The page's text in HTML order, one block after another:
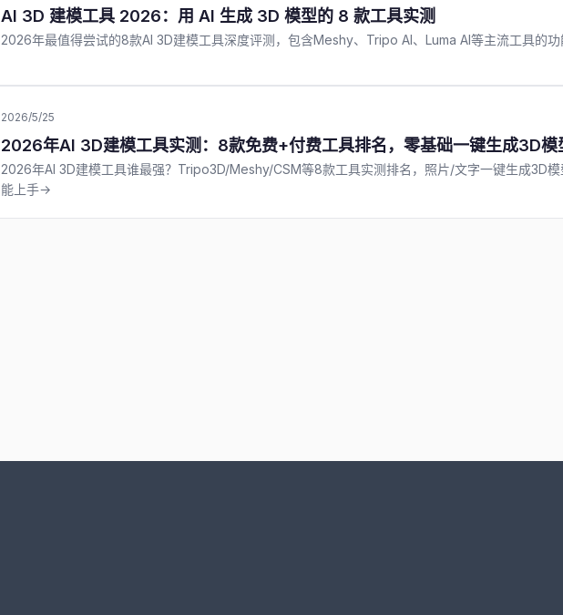
AI 3D 建模工具 2026：用 AI 生成 3D 模型的 8 款工具实测
2026年最值得尝试的8款AI 3D建模工具深度评测，包含Meshy、Tripo AI、Luma AI等主流工具的功
2026/5/25
2026年AI 3D建模工具实测：8款免费+付费工具排名，零基础一键生成3D模
2026年AI 3D建模工具谁最强？Tripo3D/Meshy/CSM等8款工具实测排名，照片/文字一键生成3D
能上手→